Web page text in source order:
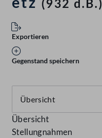
(932 d.B.)
Exportieren
Gegenstand speichern
Übersicht
Stellungnahmen